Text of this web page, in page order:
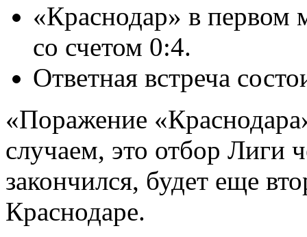
«Краснодар» в первом
со счетом 0:4.
Ответная встреча
«Поражение
случаем, это отбор Лиги
закончился, будет еще
Краснодаре.